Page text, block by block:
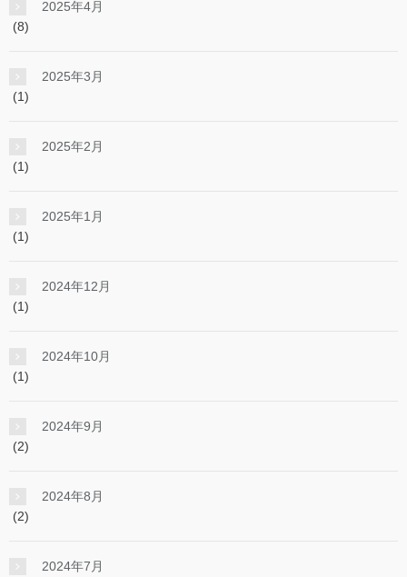
2025年4月
(8)
2025年3月
(1)
2025年2月
(1)
2025年1月
(1)
2024年12月
(1)
2024年10月
(1)
2024年9月
(2)
2024年8月
(2)
2024年7月